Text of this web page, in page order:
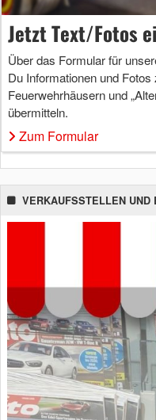
Jetzt Text/Fotos
Über das Formular für
Du Informationen und
Feuerwehrhäusern und
übermitteln.
Zum Formular
VERKAUFSSTELLEN